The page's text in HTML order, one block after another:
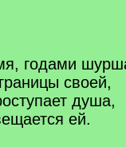
годами
своей,
душа,
ей.